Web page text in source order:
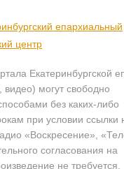
епархиальный
центр
Екатеринбургской
могут свободно
без каких-либо
при условии ссылки
«Воскресение»,
согласования на
не требуется.